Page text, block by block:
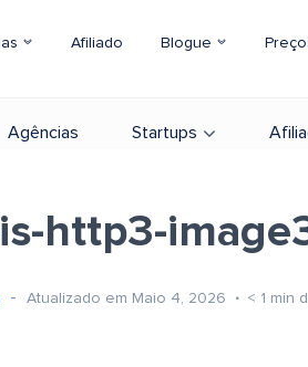
Afiliado Blogue
Agências Startups
http3-
Atualizado em Maio 4, 2026 < 1 min